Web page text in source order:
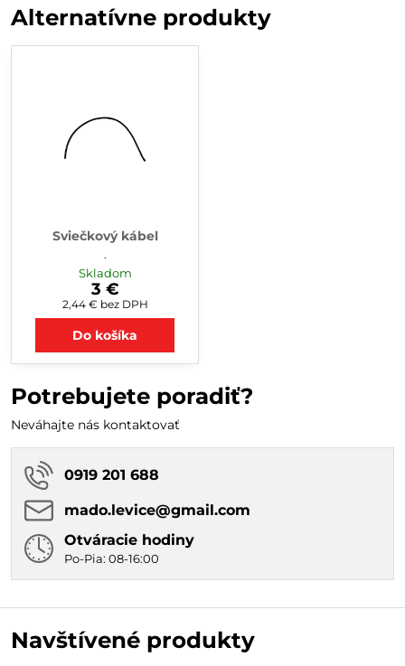
Alternatívne produkty
Sviečkový kábel
.
Skladom
3 €
2,44 € bez DPH
Do košíka
Potrebujete poradiť?
Neváhajte nás kontaktovať
0919 201 688
mado​.levice​@gmail​.com
Otváracie hodiny
Po-Pia: 08-16:00
Navštívené produkty